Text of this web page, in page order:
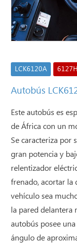
LCK6120A 6127H
Autobús
Este autobús es
de África con un
Se caracteriza por
gran potencia y
relentizador
frenado, acortar la
vehículo sea
la pared delantera
autobús posee
ángulo de